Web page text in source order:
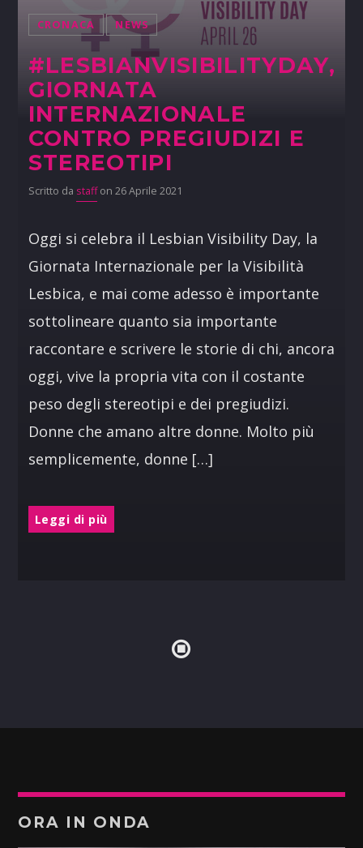
CRONACA NEWS
#LESBIANVISIBILITYDAY,
GIORNATA
INTERNAZIONALE
CONTRO PREGIUDIZI E
STEREOTIPI
Scritto da staffon 26 Aprile 2021
Oggi si celebra il Lesbian Visibility Day, la
Giornata Internazionale per la Visibilità
Lesbica, e mai come adesso è importante
sottolineare quanto sia importante
raccontare e scrivere le storie di chi, ancora
oggi, vive la propria vita con il costante
peso degli stereotipi e dei pregiudizi.
Donne che amano altre donne. Molto più
semplicemente, donne […]
Leggi di più
ORA IN ONDA